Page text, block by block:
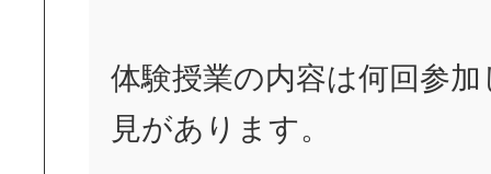
体験授業の内容は何回参
見があります。